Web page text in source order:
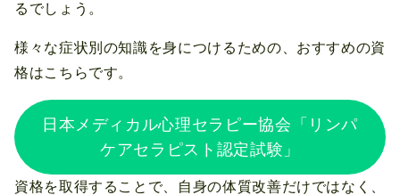
るでしょう。
様々な症状別の知識を身につけるための、おすすめの資
格はこちらです。
日本メディカル心理セラピー協会「リンパ
ケアセラピスト認定試験」
資格を取得することで、自身の体質改善だけではなく、